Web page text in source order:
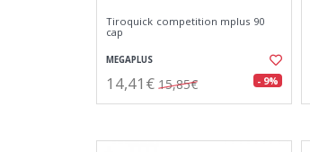
Tiroquick competition mplus 90
cap
MEGAPLUS
14,41€ 15,85€ - 9%